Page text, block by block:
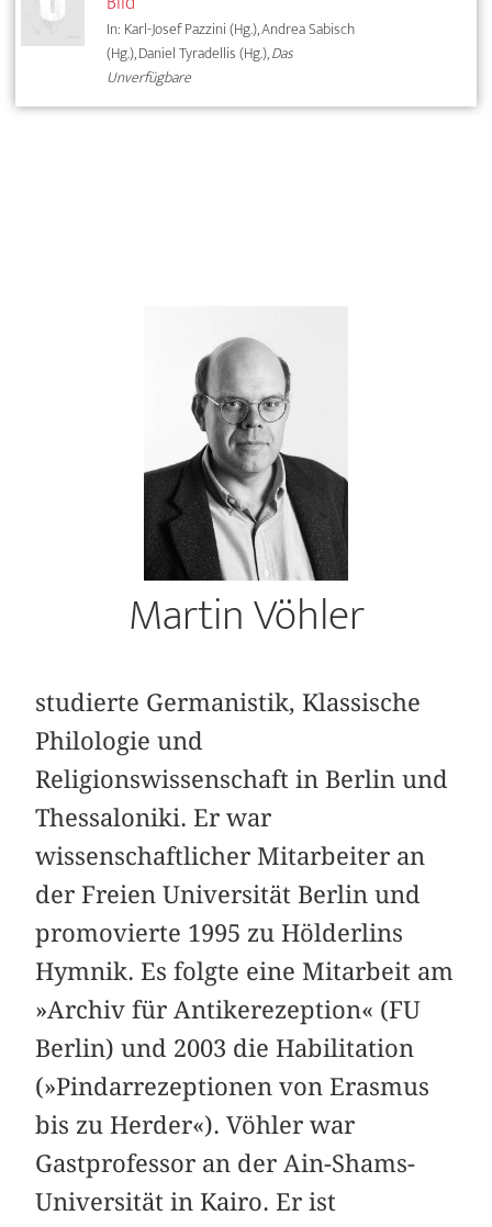
In: Karl-Josef Pazzini (Hg.), Andrea Sabisch
(Hg.), Daniel Tyradellis (Hg.),Das
Unverfügbare
Martin Vöhler
studierte Germanistik, Klassische
Philologie und
Religionswissenschaft in Berlin und
Thessaloniki. Er war
wissenschaftlicher Mitarbeiter an
der Freien Universität Berlin und
promovierte 1995 zu Hölderlins
Hymnik. Es folgte eine Mitarbeit am
»Archiv für Antikerezeption« (FU
Berlin) und 2003 die Habilitation
(»Pindarrezeptionen von Erasmus
bis zu Herder«). Vöhler war
Gastprofessor an der Ain-Shams-
Universität in Kairo. Er ist